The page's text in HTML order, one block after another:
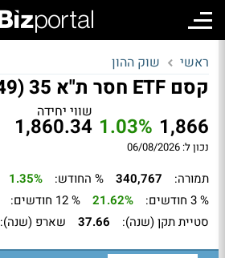
ראשי שוק ההון
קסם ETF חסר ת"א 35 (5,337.49)
1,866
1.03%
שווי יחידה
1,860.34
נכון ל: 06/08/2026
תמורה: 340,767 % החודש: 1.35%
% 3 חודשים:
21.62% % 12 חודשים:
סטיית תקן (שנה):
37.66 שארפ (שנה):